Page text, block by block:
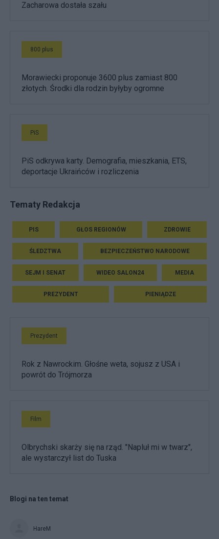
Zacharowa dostała szału
800 plus
Morawiecki proponuje 3600 plus zamiast 800
złotych. Środki dla rodzin byłyby ogromne
PiS
PiS odkrywa karty. Demografia, mieszkania, ETS,
deportacje Ukraińców i rozliczenia
Tematy Redakcja
PIS GŁOS REGIONÓW ZDROWIE
ŚLEDZTWA BEZPIECZEŃSTWO NARODOWE
SEJM I SENAT WIDEO SALON24 MEDIA
PREZYDENT PIENIĄDZE
Prezydent
Rok z Nawrockim. Głośne weta, sojusz z USA i
powrót do Trójmorza
Film
Olbrychski skarży się na rząd. "Napluł mi w twarz",
ale wystarczył list do Tuska
Blogi na ten temat
HareM